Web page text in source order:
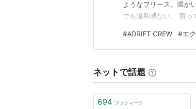
ようなフリース。温か
でも違和感ない。 買
フェイスの「エクスペ
で…
#ADRIFT CREW #エ
ネットで話題
694 ブックマーク